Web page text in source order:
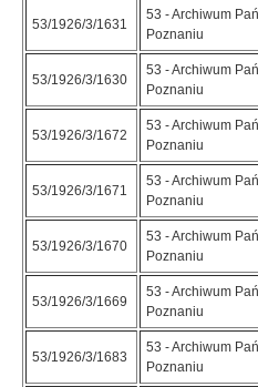
53/1926/3/1631
53 - Archiwum
Poznaniu
53/1926/3/1630
53 - Archiwum
Poznaniu
53/1926/3/1672
53 - Archiwum
Poznaniu
53/1926/3/1671
53 - Archiwum
Poznaniu
53/1926/3/1670
53 - Archiwum
Poznaniu
53/1926/3/1669
53 - Archiwum
Poznaniu
53/1926/3/1683
53 - Archiwum
Poznaniu